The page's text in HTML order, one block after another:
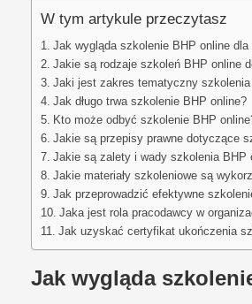
W tym artykule przeczytasz
Jak wygląda szkolenie BHP online dla
Jakie są rodzaje szkoleń BHP online
Jaki jest zakres tematyczny szkolenia
Jak długo trwa szkolenie BHP online?
Kto może odbyć szkolenie BHP
Jakie są przepisy prawne dotyczące
Jakie są zalety i wady szkolenia BHP
Jakie materiały szkoleniowe są
Jak przeprowadzić efektywne
Jaka jest rola pracodawcy w
Jak uzyskać certyfikat ukończenia
Jak wygląda